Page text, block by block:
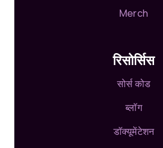
Merch
रिसोर्सिस
सोर्स कोड
ब्लॉग
डॉक्यूमेंटेशन